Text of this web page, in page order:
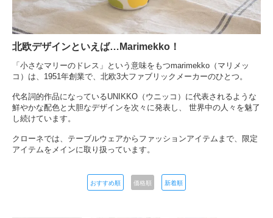
北欧デザインといえば…Marimekko！
「小さなマリーのドレス」という意味をもつmarimekko（マリメッ
コ）は、1951年創業で、北欧3大ファブリックメーカーのひとつ。
代名詞的作品になっているUNIKKO（ウニッコ）に代表されるような
鮮やかな配色と大胆なデザインを次々に発表し、 世界中の人々を魅了
し続けています。
クローネでは、テーブルウェアからファッションアイテムまで、限定
アイテムをメインに取り扱っています。
おすすめ順 価格順 新着順